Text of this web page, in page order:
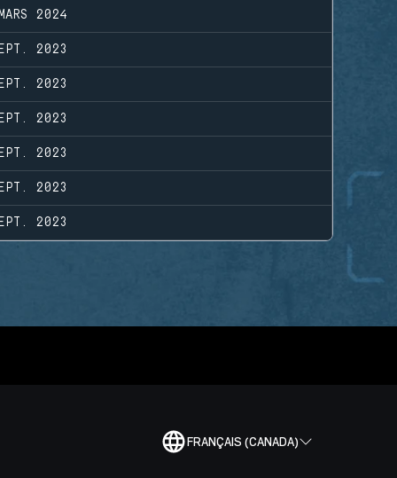
2024
2023
2023
2023
2023
2023
2023
FRANÇAIS (CANADA)